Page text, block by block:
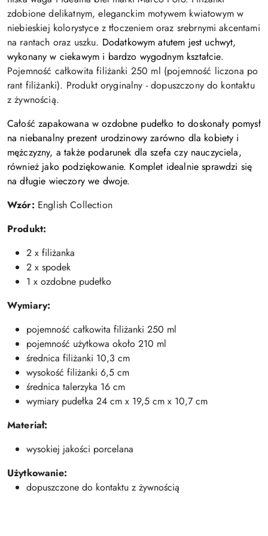
zdobione delikatnym, eleganckim motywem kwiatowym w
niebieskiej kolorystyce z tłoczeniem oraz srebrnymi akcentami
na rantach oraz uszku. Dodatkowym atutem jest uchwyt,
wykonany w ciekawym i bardzo wygodnym kształcie.
Pojemność całkowita filiżanki 250 ml (pojemność liczona po
rant filiżanki). Produkt oryginalny - dopuszczony do kontaktu
z żywnością.
Całość zapakowana w ozdobne pudełko to doskonały pomysł
na niebanalny prezent urodzinowy zarówno dla kobiety i
mężczyzny, a także podarunek dla szefa czy nauczyciela,
również jako podziękowanie. Komplet idealnie sprawdzi się
na długie wieczory we dwoje.
Wzór: English Collection
Produkt:
2 x filiżanka
2 x spodek
1 x ozdobne pudełko
Wymiary:
pojemność całkowita filiżanki 250 ml
pojemność użytkowa około 210 ml
średnica filiżanki 10,3 cm
wysokość filiżanki 6,5 cm
średnica talerzyka 16 cm
wymiary pudełka 24 cm x 19,5 cm x 10,7 cm
Materiał:
wysokiej jakości porcelana
Użytkowanie:
dopuszczone do kontaktu z żywnością